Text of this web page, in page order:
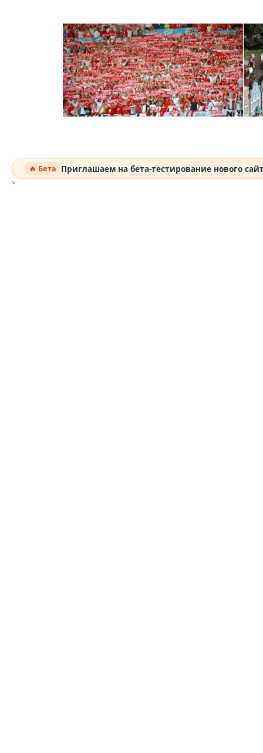
🔥 Бета Приглашаем на бета-тестирование нового
>